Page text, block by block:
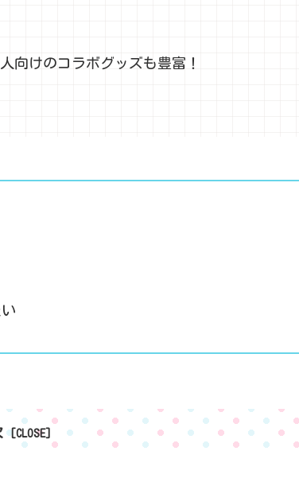
向けのコラボグッズも豊富！